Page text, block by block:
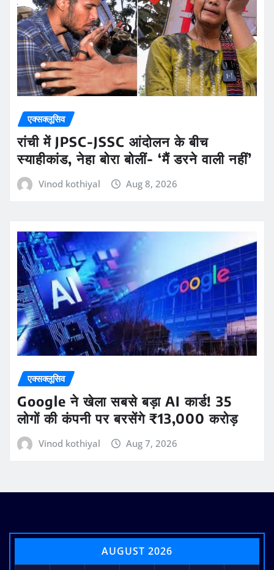
एक्सक्लूसिव
स्याहीकांड, नेहा बोरा बोलीं- ‘मैं डरने वाली नहीं’
Vinod kothiyal
एक्सक्लूसिव
लोगों की कंपनी पर बरसेंगे ₹13,000 करोड़